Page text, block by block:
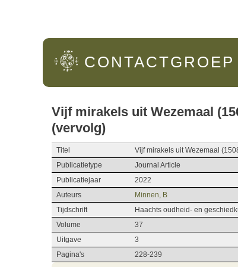
CONTACTGROEP
Vijf mirakels uit Wezemaal
(vervolg)
Titel
Vijf mirakels uit Wezemaal
Publicatietype
Journal Article
Publicatiejaar
2022
Auteurs
Minnen, B
Tijdschrift
Haachts oudheid- en
Volume
37
Uitgave
3
Pagina's
228-239